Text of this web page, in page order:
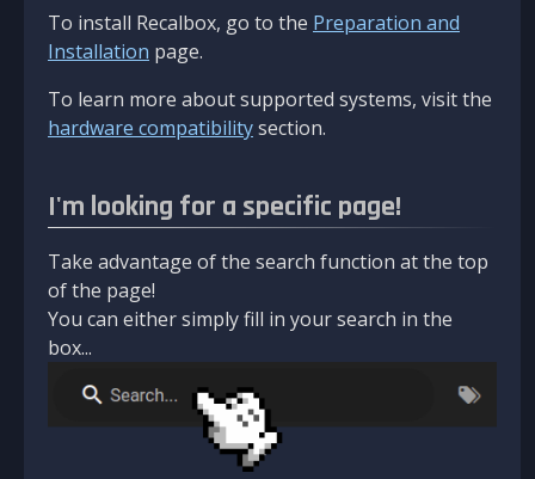
To install Recalbox, go to the Preparation and
Installation page.
To learn more about supported systems, visit the
hardware compatibilitysection.
I'm looking for a specific page!
Take advantage of the search function at the top
of the page!
You can either simply fill in your search in the
box...